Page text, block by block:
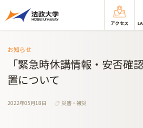
アクセス
お知らせ
「緊急時休講情報・安否確
置について
2022年05月18日
災害・被災